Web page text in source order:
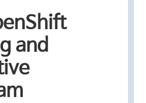
and